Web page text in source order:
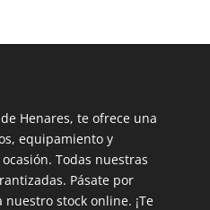
Henares, te ofrece una
equipamiento y
Todas nuestras
Pásate por
stock online. ¡Te